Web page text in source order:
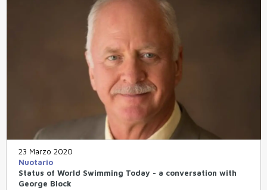
23 Marzo 2020
Nuotario
Status of World Swimming Today - a conversation with
George Block